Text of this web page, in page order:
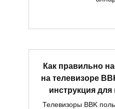
Как правильно
на телевизоре
инструкция
Телевизоры BBK